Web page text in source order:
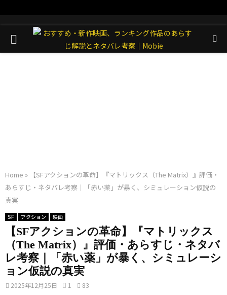
PRIMARY
Home »
【SFアクションの革命】『マトリックス（The Matrix）』評価・
あらすじ・ネタバレ考察｜「赤い薬」が暴く、シミュレーション仮説の
真実
SF アクション 映画
【SFアクションの革命】『マトリックス
（The Matrix）』評価・あらすじ・ネタバ
レ考察｜「赤い薬」が暴く、シミュレーシ
ョン仮説の真実
2025年12月25日 1 83